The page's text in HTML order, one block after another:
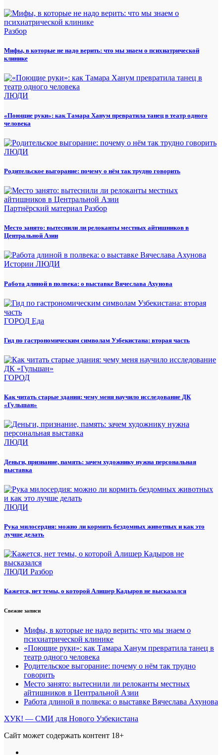
Разбор
Мифы, в которые не надо верить: что мы знаем о психиатрической
клинике
ЛЮДИ
«Поющие руки»: как Тамара Ханум превратила танец в театр одного
человека
ЛЮДИ
Родительское выгорание: почему о нём так трудно говорить
Партнёрский материал Разбор
Место занято: вытеснили ли релоканты местных айтишников в
Центральной Азии
Истории ЛЮДИ
Работа длиной в полвека: о выставке Вячеслава Ахунова
ГОРОД Еда
Гид по гастрономическим символам Узбекистана: вторая часть
ГОРОД
Как читать старые здания: чему меня научило исследование ДК
«Гульшан»
ЛЮДИ
Деньги, признание, память: зачем художнику нужна персональная
выставка
ЛЮДИ
Рука милосердия: можно ли кормить бездомных животных и как это
лучше делать
ЛЮДИ Разбор
Кажется, нет темы, о которой Алишер Кадыров не высказался
Свежие записи
Мифы, в которые не надо верить: что мы знаем о
психиатрической клинике
«Поющие руки»: как Тамара Ханум превратила танец в
театр одного человека
Родительское выгорание: почему о нём так трудно
говорить
Место занято: вытеснили ли релоканты местных
айтишников в Центральной Азии
Работа длиной в полвека: о выставке Вячеслава Ахунова
ХУК! — СМИ для Нового Узбекистана
Сайт может содержать контент 18+